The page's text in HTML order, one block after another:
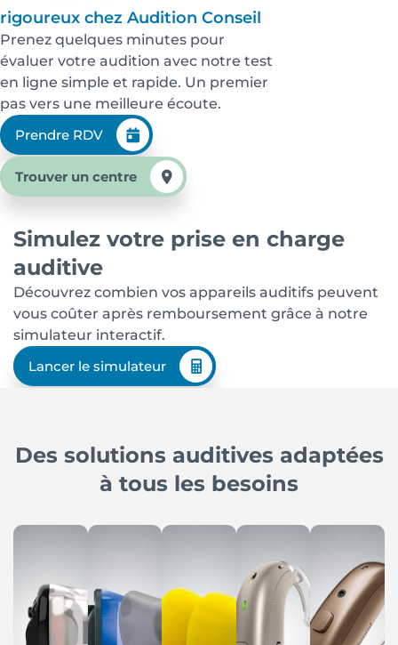
rigoureux chez Audition Conseil
Prenez quelques minutes pour
évaluer votre audition avec notre test
en ligne simple et rapide. Un premier
pas vers une meilleure écoute.
Prendre RDV
Trouver un centre
Simulez votre prise en charge
auditive
Découvrez combien vos appareils auditifs peuvent
vous coûter après remboursement grâce à notre
simulateur interactif.
Lancer le simulateur
Des solutions auditives adaptées
à tous les besoins